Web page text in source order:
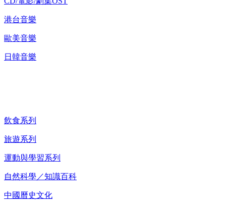
港台音樂
歐美音樂
日韓音樂
飲食系列
旅遊系列
運動與學習系列
自然科學／知識百科
中國曆史文化